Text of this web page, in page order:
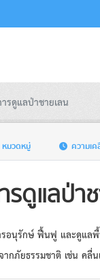
รดูแลป่าชายเลน
หมวดหมู่ ความเค
ดูแลป่า
อนุรักษ์ ฟื้นฟู และดูแลพื้
กภัยธรรมชาติ เช่น คลื่